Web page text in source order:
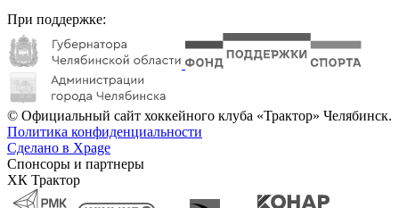
При поддержке:
© Официальный сайт хоккейного клуба «Трактор» Челябинск.
Политика конфиденциальности
Сделано в Xpage
Спонсоры и партнеры
ХК Трактор